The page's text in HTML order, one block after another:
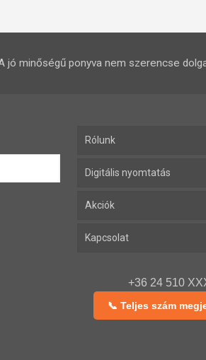
jó minőségű ponyva nem szerencse
Rólunk
Digitális nyomtatás
Akciók
Kapcsolat
+36 24 510
📞 Teljes szám